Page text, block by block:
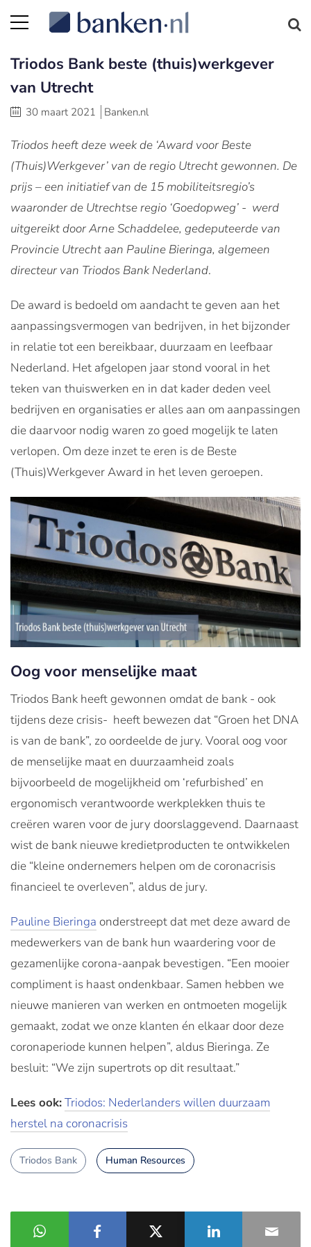
Triodos Bank beste (thuis)werkgever
van Utrecht
30 maart 2021 Banken.nl
Triodos heeft deze week de ‘Award voor Beste
(Thuis)Werkgever’ van de regio Utrecht gewonnen. De
prijs – een initiatief van de 15 mobiliteitsregio’s
waaronder de Utrechtse regio ‘Goedopweg’ - werd
uitgereikt door Arne Schaddelee, gedeputeerde van
Provincie Utrecht aan Pauline Bieringa, algemeen
directeur van Triodos Bank Nederland.
De award is bedoeld om aandacht te geven aan het
aanpassingsvermogen van bedrijven, in het bijzonder
in relatie tot een bereikbaar, duurzaam en leefbaar
Nederland. Het afgelopen jaar stond vooral in het
teken van thuiswerken en in dat kader deden veel
bedrijven en organisaties er alles aan om aanpassingen
die daarvoor nodig waren zo goed mogelijk te laten
verlopen. Om deze inzet te eren is de Beste
(Thuis)Werkgever Award in het leven geroepen.
Oog voor menselijke maat
Triodos Bank heeft gewonnen omdat de bank - ook
tijdens deze crisis- heeft bewezen dat “Groen het DNA
is van de bank”, zo oordeelde de jury. Vooral oog voor
de menselijke maat en duurzaamheid zoals
bijvoorbeeld de mogelijkheid om ‘refurbished’ en
ergonomisch verantwoorde werkplekken thuis te
creëren waren voor de jury doorslaggevend. Daarnaast
wist de bank nieuwe kredietproducten te ontwikkelen
die “kleine ondernemers helpen om de coronacrisis
financieel te overleven”, aldus de jury.
Pauline Bieringa onderstreept dat met deze award de
medewerkers van de bank hun waardering voor de
gezamenlijke corona-aanpak bevestigen. “Een mooier
compliment is haast ondenkbaar. Samen hebben we
nieuwe manieren van werken en ontmoeten mogelijk
gemaakt, zodat we onze klanten én elkaar door deze
coronaperiode kunnen helpen”, aldus Bieringa. Ze
besluit: “We zijn supertrots op dit resultaat.”
Lees ook:Triodos: Nederlanders willen duurzaam
herstel na coronacrisis
Triodos Bank Human Resources